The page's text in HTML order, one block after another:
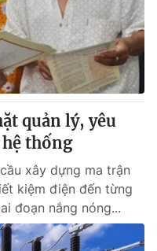
quản lý, yêu
thống
xây dựng ma trận
kiệm điện đến từng
đoạn nắng nóng...